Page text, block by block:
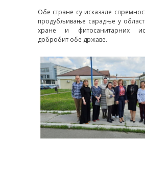
Обе стране су исказале
продубљивање сарадње у
хране и фитосанитарних
добробит обе државе.